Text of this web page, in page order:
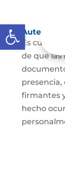
Abrir barra de
Es
de que las
firmantes
hecho